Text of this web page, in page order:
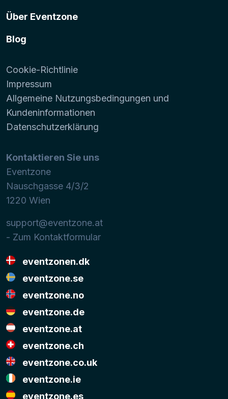
Über Eventzone
Blog
Cookie-Richtlinie
Impressum
Allgemeine Nutzungsbedingungen und
Kundeninformationen
Datenschutzerklärung
Kontaktieren Sie uns
Eventzone
Nauschgasse 4/3/2
1220 Wien
support@eventzone.at
- Zum Kontaktformular
eventzonen.dk
eventzone.se
eventzone.no
eventzone.de
eventzone.at
eventzone.ch
eventzone.co.uk
eventzone.ie
eventzone.es